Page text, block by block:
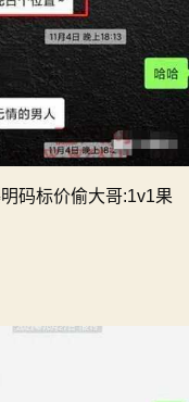
码标价偷大哥:1v1果